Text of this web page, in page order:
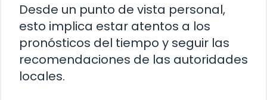
Desde un punto de vista personal,
esto implica estar atentos a los
pronósticos del tiempo y seguir las
recomendaciones de las autoridades
locales.